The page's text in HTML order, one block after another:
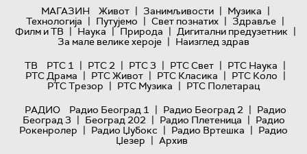
МАГАЗИН
Живот | Занимљивости | Музика |
Технологијa | Путујемо | Свет познатих | Здравље |
Филм и ТВ | Наука | Природа | Дигитални предузетник |
За мале велике хероје | Наизглед здрав
ТВ
РТС 1 | РТС 2 | РТС 3 | РТС Свет | РТС Наука |
РТС Драма | РТС Живот | РТС Класика | РТС Коло |
РТС Трезор | РТС Музика | РТС Полетарац
РАДИО
Радио Београд 1 | Радио Београд 2 | Радио
Београд 3 | Београд 202 | Радио Плетеница | Радио
Рокенролер | Радио Џубокс | Радио Вртешка | Радио
Џезер | Архив